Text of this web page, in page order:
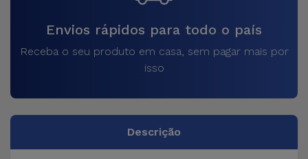
Envios rápidos para todo o país
Receba o seu produto em casa, sem pagar mais por
isso
Descrição